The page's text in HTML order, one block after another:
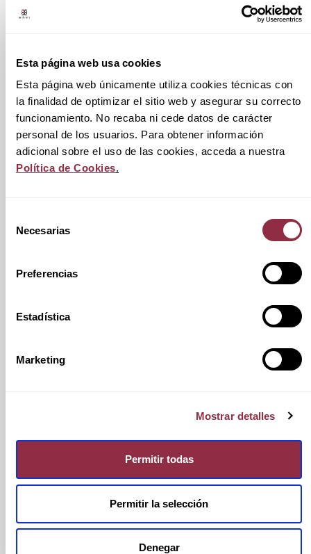
Esta página web usa cookies
Esta página web únicamente utiliza cookies técnicas con
la finalidad de optimizar el sitio web y asegurar su correcto
funcionamiento. No recaba ni cede datos de carácter
personal de los usuarios. Para obtener información
adicional sobre el uso de las cookies, acceda a nuestra
Política de Cookies.
Necesarias
Preferencias
Estadística
Marketing
Mostrar detalles
Permitir todas
Permitir la selección
Denegar